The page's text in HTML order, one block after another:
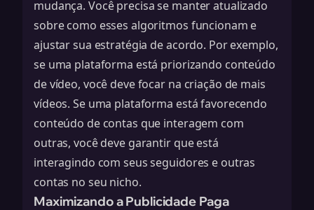
mudança. Você precisa se manter atualizado
sobre como esses algoritmos funcionam e
ajustar sua estratégia de acordo. Por exemplo,
se uma plataforma está priorizando conteúdo
de vídeo, você deve focar na criação de mais
vídeos. Se uma plataforma está favorecendo
conteúdo de contas que interagem com
outras, você deve garantir que está
interagindo com seus seguidores e outras
contas no seu nicho.
Maximizando a Publicidade Paga